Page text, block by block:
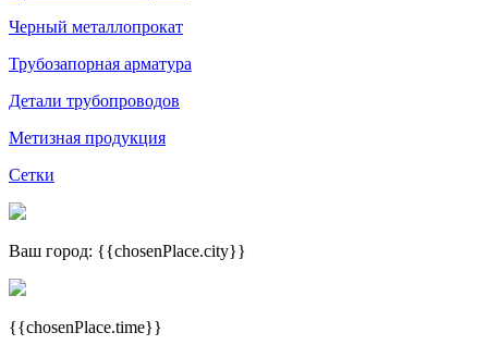
Черный металлопрокат
Трубозапорная арматура
Детали трубопроводов
Метизная продукция
Сетки
Ваш город: {{chosenPlace.city}}
{{chosenPlace.time}}